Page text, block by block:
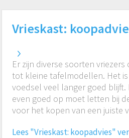
Vrieskast:
Er zijn diverse soorten
tot kleine tafelmodellen. Het
voedsel veel langer goed blijft.
even goed op moet letten bij
voor het kopen van een juiste
Lees "Vrieskast: koopadvies"